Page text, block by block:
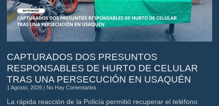
CAPTURADOS DOS PRESUNTOS
RESPONSABLES DE HURTO DE CELULAR
TRAS UNA PERSECUCIÓN EN USAQUÉN
1 Agosto, 2026 No Hay Comentarios
La rápida reacción de la Policía permitió recuperar el teléfono